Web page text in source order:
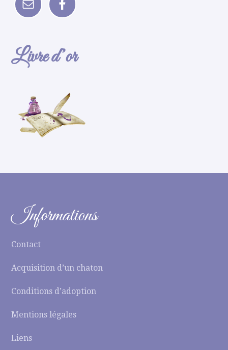
Livre d’or
Informations
Contact
Acquisition d’un chaton
Conditions d’adoption
Mentions légales
Liens